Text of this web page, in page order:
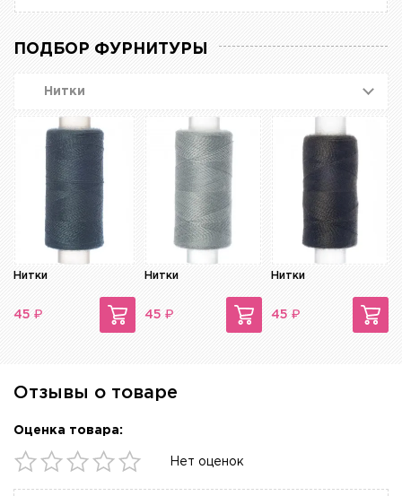
ПОДБОР ФУРНИТУРЫ
Нитки
Нитки
45 ₽
Нитки
45 ₽
Нитки
45 ₽
Отзывы о товаре
Оценка товара:
Нет оценок